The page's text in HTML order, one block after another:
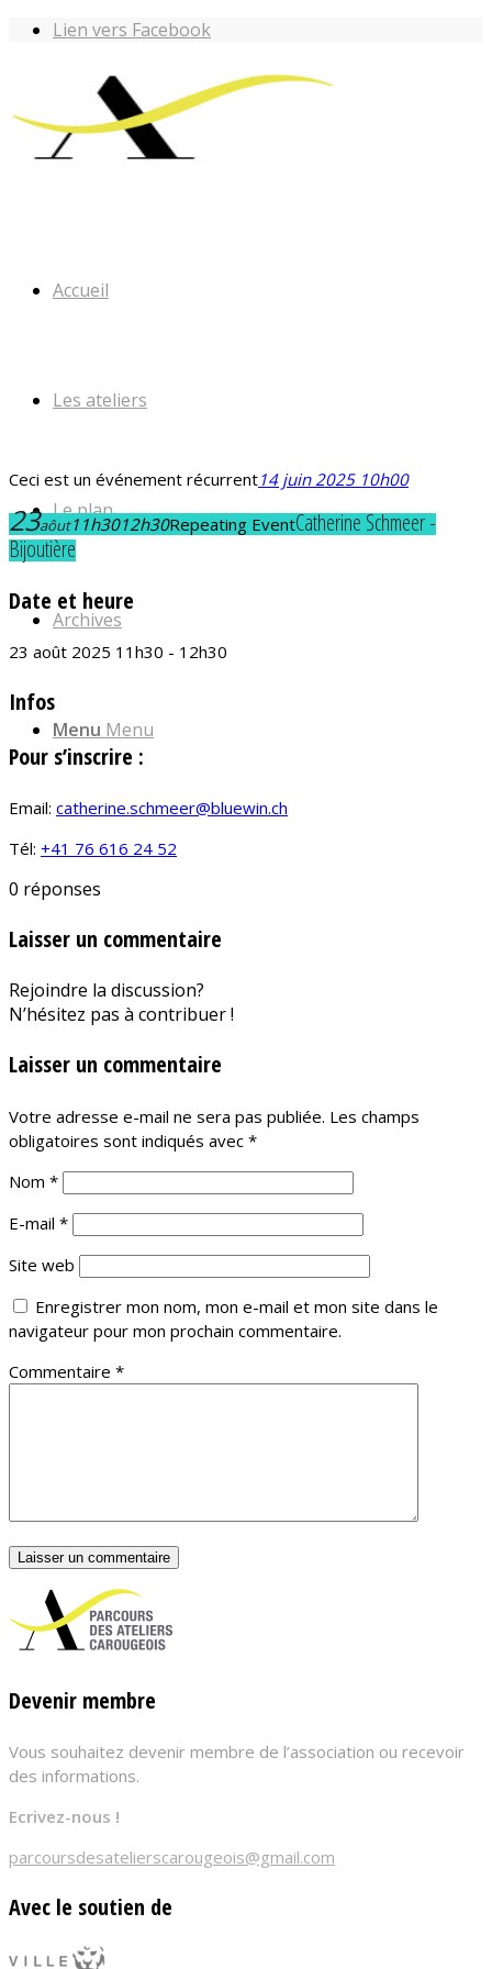
Lien vers Facebook
Accueil
Les ateliers
Le plan
Archives
Menu Menu
Ceci est un événement récurrent14 juin 2025 10h00
23aôut11h3012h30Repeating EventCatherine Schmeer -
Bijoutière
Date et heure
23 août 2025 11h30 - 12h30
Infos
Pour s’inscrire :
Email: catherine.schmeer@bluewin.ch
Tél: +41 76 616 24 52
0 réponses
Laisser un commentaire
Rejoindre la discussion?
N’hésitez pas à contribuer !
Laisser un commentaire
Votre adresse e-mail ne sera pas publiée. Les champs
obligatoires sont indiqués avec *
Nom *
E-mail *
Site web
Enregistrer mon nom, mon e-mail et mon site dans le
navigateur pour mon prochain commentaire.
Commentaire *
Devenir membre
Vous souhaitez devenir membre de l’association ou recevoir
des informations.
Ecrivez-nous !
parcoursdesatelierscarougeois@gmail.com
Avec le soutien de